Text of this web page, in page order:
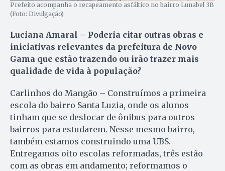
Prefeito acompanha o recapeamento asfáltico no bairro Lunabel 3B
(Foto: Divulgação)
Luciana Amaral – Poderia citar outras obras e
iniciativas relevantes da prefeitura de Novo
Gama que estão trazendo ou irão trazer mais
qualidade de vida à população?
Carlinhos do Mangão – Construímos a primeira
escola do bairro Santa Luzia, onde os alunos
tinham que se deslocar de ônibus para outros
bairros para estudarem. Nesse mesmo bairro,
também estamos construindo uma UBS.
Entregamos oito escolas reformadas, três estão
com as obras em andamento; reformamos o